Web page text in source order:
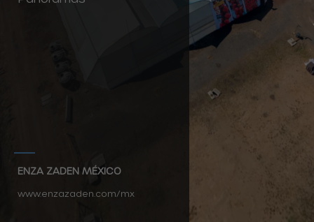
ENZA ZADEN MÉXICO
www.enzazaden.com/mx